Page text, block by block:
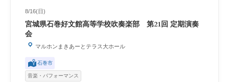
8/16(日)
宮城県石巻好文館高等学校吹奏楽部 第21回 定期演奏
会
マルホンまきあーとテラス大ホール
石巻市
音楽・パフォーマンス